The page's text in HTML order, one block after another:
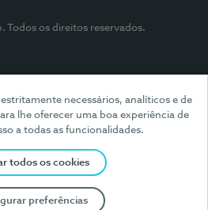
necessários, analíticos e de
lhe oferecer uma boa experiência de
a todas as funcionalidades.
todos os cookies
preferências
Todos os direitos reservados.